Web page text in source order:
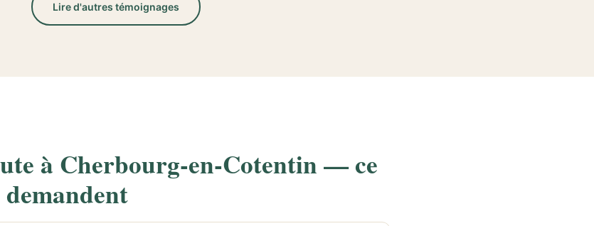
Lire d'autres témoignages
à Cherbourg-en-Cotentin — ce